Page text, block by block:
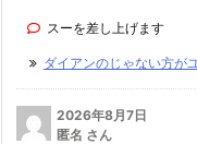
スーを差し上げます
ダイアンのじゃない方が
2026年8月7日
匿名 さん